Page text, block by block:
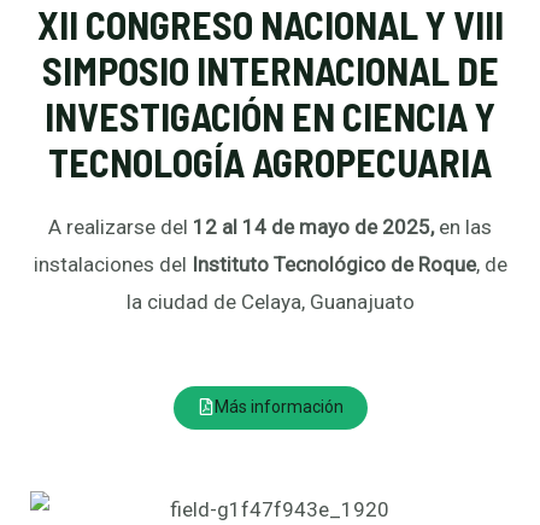
XII CONGRESO NACIONAL Y VIII
SIMPOSIO INTERNACIONAL DE
INVESTIGACIÓN EN CIENCIA Y
TECNOLOGÍA AGROPECUARIA
A realizarse del 12 al 14 de mayo de 2025, en las
instalaciones del Instituto Tecnológico de Roque, de
la ciudad de Celaya, Guanajuato
Más información